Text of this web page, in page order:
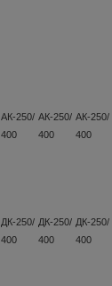
АК-250/
400
АК-250/
400
АК-250/
400
ДК-250/
400
ДК-250/
400
ДК-250/
400